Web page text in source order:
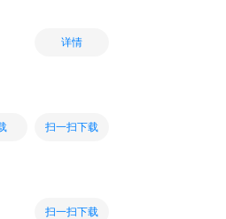
详情
扫一扫下载
扫一扫下载